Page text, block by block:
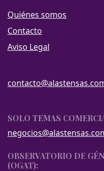
Quiénes somos
Contacto
Aviso Legal
SOLO TEMAS
OBSERVATORIO DE
(OGAT):